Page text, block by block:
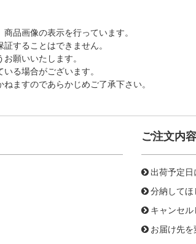
品画像の表示を行っています。
することはできません。
願いいたします。
る場合がございます。
ますのであらかじめご了承下さい。
ご注文内
出荷予定日
分納してほ
キャンセ
お届け先